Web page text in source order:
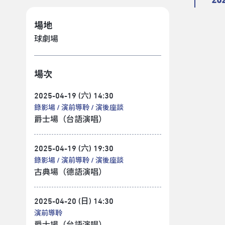
場地
球劇場
場次
2025-04-19 (六) 14:30
錄影場 演前導聆 演後座談
爵士場（台語演唱）
2025-04-19 (六) 19:30
錄影場 演前導聆 演後座談
古典場（德語演唱）
2025-04-20 (日) 14:30
演前導聆